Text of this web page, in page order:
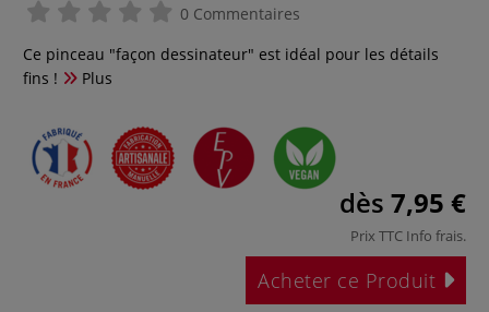
0 Commentaires
Ce pinceau "façon dessinateur" est idéal pour les détails
fins !
Plus
dès 7,95 €
Prix TTC Info frais.
Acheter ce Produit